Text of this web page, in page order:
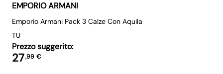
EMPORIO ARMANI
Emporio Armani Pack 3 Calze Con Aquila
TU
Prezzo suggerito:
27,99 €